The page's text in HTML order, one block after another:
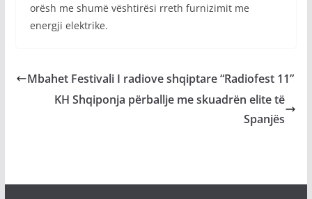
orësh me shumë vështirësi rreth furnizimit me
energji elektrike.
Mbahet Festivali I radiove shqiptare “Radiofest 11”
KH Shqiponja përballje me skuadrën elite të
Spanjës